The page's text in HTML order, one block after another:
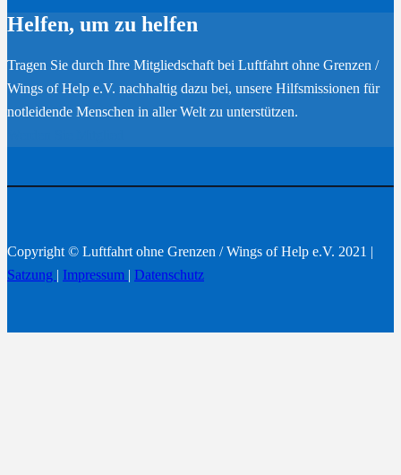
Helfen, um zu helfen
Tragen Sie durch Ihre Mitgliedschaft bei Luftfahrt ohne Grenzen /
Wings of Help e.V. nachhaltig dazu bei, unsere Hilfsmissionen für
notleidende Menschen in aller Welt zu unterstützen.
Copyright © Luftfahrt ohne Grenzen / Wings of Help e.V. 2021 |
Satzung | Impressum | Datenschutz